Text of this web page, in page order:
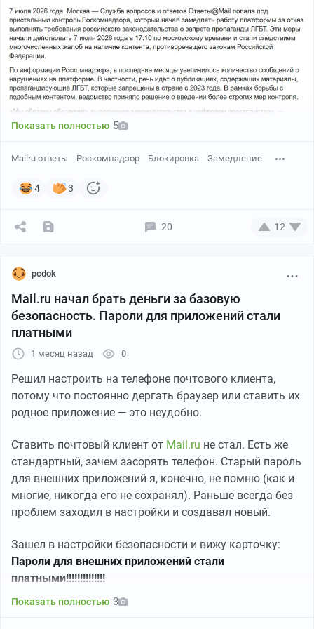
Причина — жалобы на публикации, которые
ведомство сочло нарушающими закон о запрете
«пропаганды ЛГБТ» (действует с 2023 года). Эти меры
начали действовать 7 июля 2026 года в 17:10 по
московскому времени и стали следствием
многочисленных жалоб на наличие контента,
противоречащего законам Российской Федерации.
Роскомнадзор сообщает, что в последнее время на
платформе Ответы@Mail стало больше нарушений — в
частности, публикуют материалы, которые
пропагандируют ЛГБТ: такая пропаганда в России
запрещена с 2023 года. Поэтому ведомство решило
Представитель Роскомнадзора подчеркнул, что важно
следить за соблюдением законов в интернете, и
запрещённый контент и не допускать его появления
Показать полностью 5
Mailru ответы Роскомнадзор Блокировка Замедление
4 3
20 12
pcdok
Mail.ru начал брать деньги за базовую
безопасность. Пароли для приложений стали
платными
1 месяц назад 0
Решил настроить на телефоне почтового клиента,
потому что постоянно дергать браузер или ставить их
родное приложение — это неудобно.
Ставить почтовый клиент от Mail.ru не стал. Есть же
стандартный, зачем засорять телефон. Старый пароль
для внешних приложений я, конечно, не помню (как и
многие, никогда его не сохранял). Раньше всегда без
проблем заходил в настройки и создавал новый.
Зашел в настройки безопасности и вижу карточку:
Пароли для внешних приложений стали
платными!!!!!!!!!!!!!!
Показать полностью 3